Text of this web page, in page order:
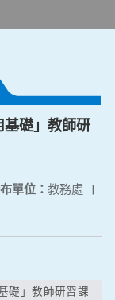
基礎」教師研
單位： 教務處 |